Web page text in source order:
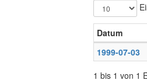
Datum
1999-07-03
1 bis 1 von 1